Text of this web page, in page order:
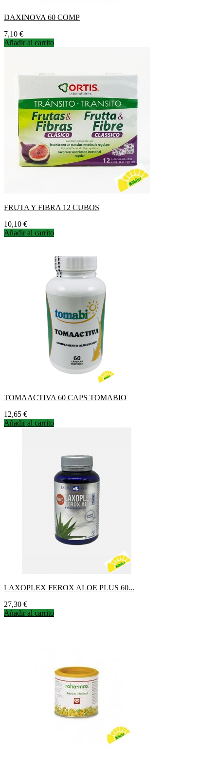
DAXINOVA 60 COMP
Precio
7,10 €
Añadir al carrito
FRUTA Y FIBRA 12 CUBOS
Precio
10,10 €
Añadir al carrito
TOMAACTIVA 60 CAPS TOMABIO
Precio
12,65 €
Añadir al carrito
LAXOPLEX FEROX ALOE PLUS 60...
Precio
27,30 €
Añadir al carrito